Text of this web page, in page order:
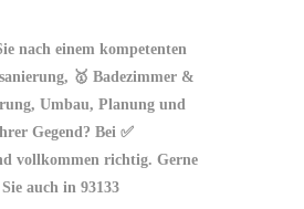
nach einem kompetenten
🥇 Badezimmer &
Umbau, Planung und
Gegend? Bei ✅
vollkommen richtig. Gerne
auch in 93133